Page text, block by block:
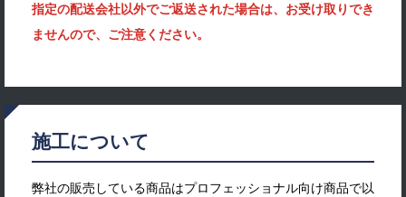
指定の配送会社以外でご返送された場合は、お受け取りでき
ませんので、ご注意ください。
施工について
弊社の販売している商品はプロフェッショナル向け商品で以